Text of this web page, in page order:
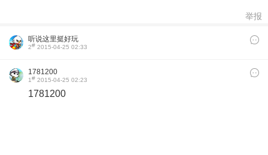
举报
听说这里挺好玩
2# 2015-04-25 02:33
1781200
1# 2015-04-25 02:23
1781200